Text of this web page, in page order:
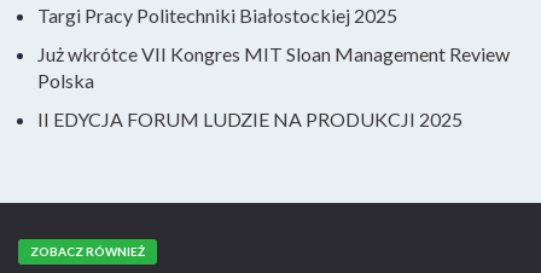
Targi Pracy Politechniki Białostockiej 2025
Już wkrótce VII Kongres MIT Sloan Management Review
Polska
II EDYCJA FORUM LUDZIE NA PRODUKCJI 2025
ZOBACZ RÓWNIEŻ